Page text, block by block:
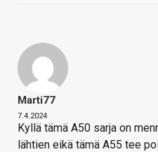
Marti77
7.4.2024
Kyllä tämä A50 sarja on
lähtien eikä tämä A55 tee